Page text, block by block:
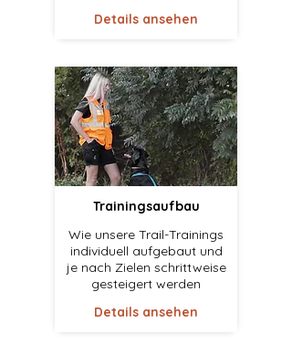
Details ansehen
Trainingsaufbau
Wie unsere Trail-Trainings
individuell aufgebaut und
je nach Zielen schrittweise
gesteigert werden
Details ansehen